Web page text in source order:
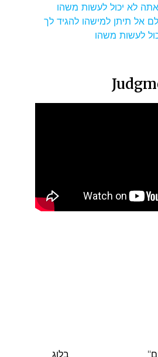
לא יכול לעשות משהו
אל תיתן למישהו להגיד לך
לעשות משהו
בלוג